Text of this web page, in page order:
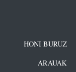
HONI BURUZ
ARAUAK